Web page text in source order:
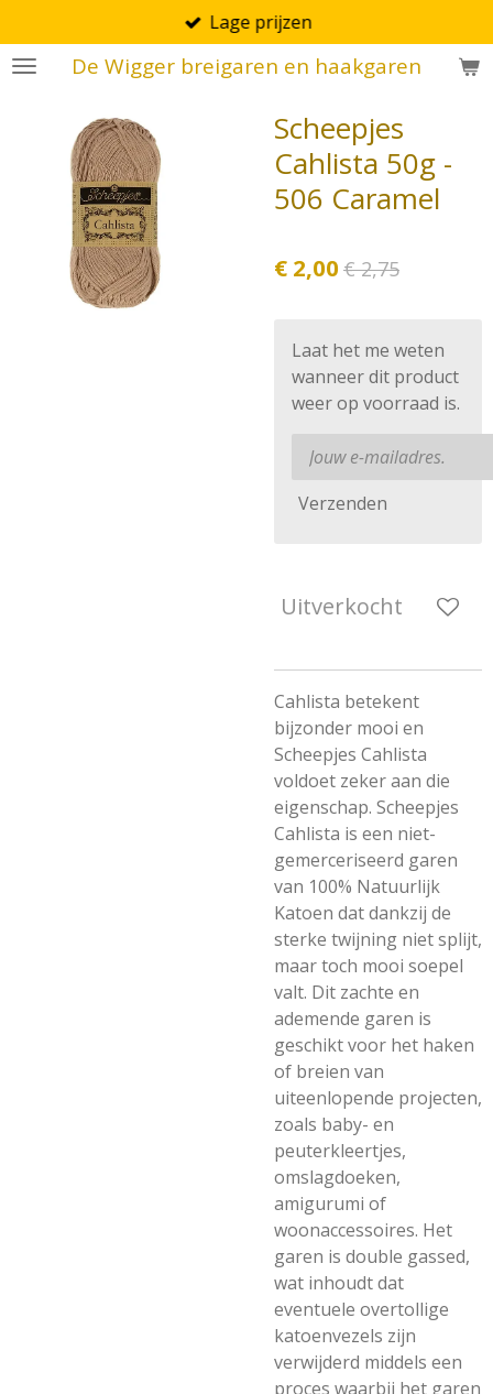
direct
naar
hoofdinhoud
De Wigger breigaren en haakgaren
Lage prijzen
Scheepjes
Cahlista 50g -
506 Caramel
€ 2,00 € 2,75
Laat het me weten
wanneer dit product
weer op voorraad is.
Verzenden
Uitverkocht
Cahlista betekent
bijzonder mooi en
Scheepjes Cahlista
voldoet zeker aan die
eigenschap. Scheepjes
Cahlista is een niet-
gemerceriseerd garen
van 100% Natuurlijk
Katoen dat dankzij de
sterke twijning niet splijt,
maar toch mooi soepel
valt. Dit zachte en
ademende garen is
geschikt voor het haken
of breien van
uiteenlopende projecten,
zoals baby- en
peuterkleertjes,
omslagdoeken,
amigurumi of
woonaccessoires. Het
garen is double gassed,
wat inhoudt dat
eventuele overtollige
katoenvezels zijn
verwijderd middels een
proces waarbij het garen